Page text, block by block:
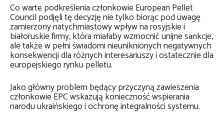
Co warte podkreślenia członkowie European Pellet
Council podjęli tę decyzję nie tylko biorąc pod uwagę
zamierzony natychmiastowy wpływ na rosyjskie i
białoruskie firmy, która miałaby wzmocnić unijne sankcje,
ale także w pełni świadomi nieuniknionych negatywnych
konsekwencji dla różnych interesariuszy i ostatecznie dla
europejskiego rynku pelletu.
Jako główny problem będący przyczyną zawieszenia
członkowie EPC wskazują konieczność wspierania
narodu ukraińskiego i ochronę integralności systemu.